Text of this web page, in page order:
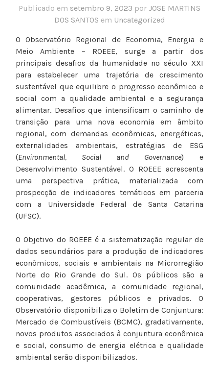
Publicado em setembro 9, 2023 por JOSE MARTINS
DOS SANTOS em Uncategorized
O Observatório Regional de Economia, Energia e
Meio Ambiente – ROEEE, surge a partir dos
principais desafios da humanidade no século XXI
para estabelecer uma trajetória de crescimento
sustentável que equilibre o progresso econômico e
social com a qualidade ambiental e a segurança
alimentar. Desafios que intensificam o caminho de
transição para uma nova economia em âmbito
regional, com demandas econômicas, energéticas,
externalidades ambientais, estratégias de ESG
(Environmental, Social and Governance) e
Desenvolvimento Sustentável. O ROEEE acrescenta
uma perspectiva prática, materializada com
prospecção de indicadores temáticos em parceria
com a Universidade Federal de Santa Catarina
(UFSC).
O Objetivo do ROEEE é a sistematização regular de
dados secundários para a produção de indicadores
econômicos, sociais e ambientais na Microrregião
Norte do Rio Grande do Sul. Os públicos são a
comunidade acadêmica, a comunidade regional,
cooperativas, gestores públicos e privados. O
Observatório disponibiliza o Boletim de Conjuntura:
Mercado de Combustíveis (BCMC), gradativamente,
novos produtos associados à conjuntura econômica
e social, consumo de energia elétrica e qualidade
ambiental serão disponibilizados.